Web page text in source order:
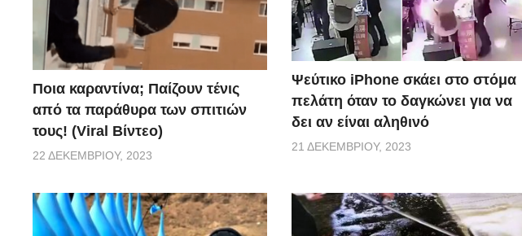
Ποια καραντίνα; Παίζουν τένις
από τα παράθυρα των σπιτιών
τους! (Viral Βίντεο)
22 ΔΕΚΕΜΒΡΊΟΥ, 2023
Ψεύτικο iPhone σκάει στο στόμα
πελάτη όταν το δαγκώνει για να
δει αν είναι αληθινό
21 ΔΕΚΕΜΒΡΊΟΥ, 2023